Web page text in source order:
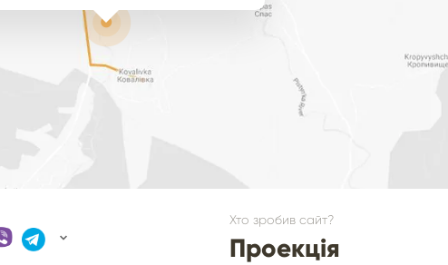
Хто зробив сайт?
Проекція